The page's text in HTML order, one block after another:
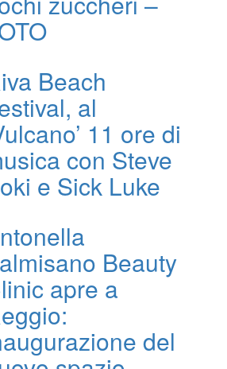
Beach
al
11 ore di
con Steve
e Sick Luke
Beauty
apre a
del